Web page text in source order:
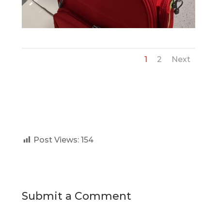
1 2 Next
Post Views: 154
Submit a Comment